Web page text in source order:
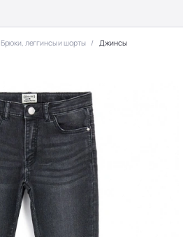
Брюки, леггинсы и шорты Джинсы